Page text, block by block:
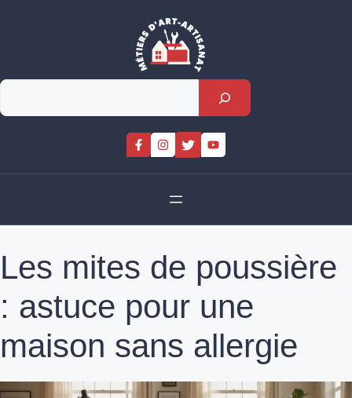
Rechercher
Les mites de poussière
: astuce pour une
maison sans allergie